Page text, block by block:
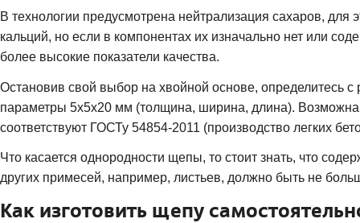
В технологии предусмотрена нейтрализация сахаров, для
кальций, но если в компонентах их изначально нет или
более высокие показатели качества.
Остановив свой выбор на хвойной основе, определитесь
параметры 5х5х20 мм (толщина, ширина, длина).
соответствуют ГОСТу 54854-2011 (производство легких
Что касается однородности щепы, то стоит знать, что
других примесей, например, листьев, должно быть не
Как изготовить щепу